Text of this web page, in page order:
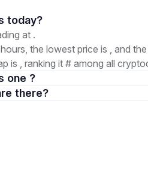
1. How much is today?
at .
the lowest price is , and
is , ranking it # among all
one ?
many are there?